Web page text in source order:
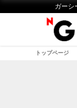
ガーシ
トップページ